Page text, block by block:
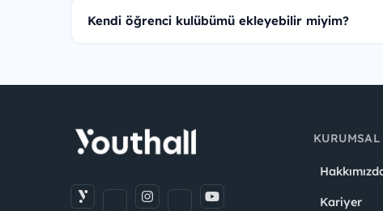
Kendi öğrenci kulübümü ekleyebilir miyim?
KURUMSAL
Kariyer